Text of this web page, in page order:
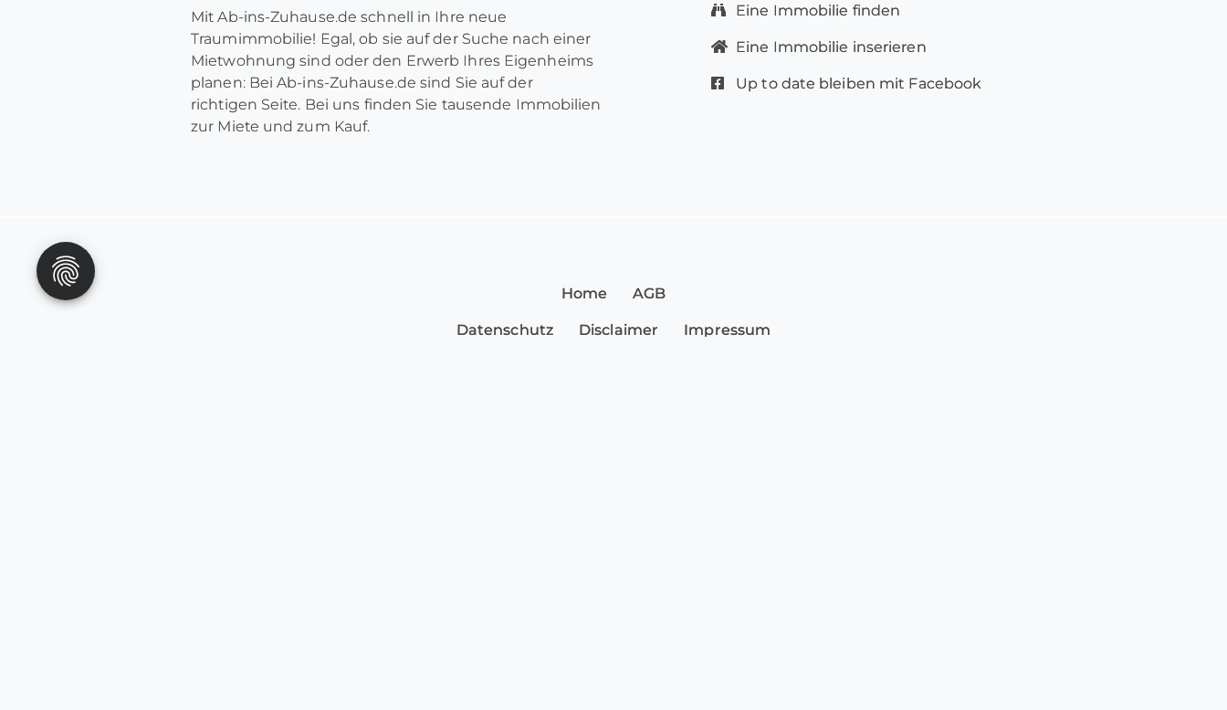
Mit Ab-ins-Zuhause.de schnell in Ihre neue
Traumimmobilie! Egal, ob sie auf der Suche nach einer
Mietwohnung sind oder den Erwerb Ihres Eigenheims
planen: Bei Ab-ins-Zuhause.de sind Sie auf der
richtigen Seite. Bei uns finden Sie tausende Immobilien
zur Miete und zum Kauf.
Eine Immobilie finden
Eine Immobilie inserieren
Up to date bleiben mit Facebook
Home AGB
Datenschutz Disclaimer Impressum